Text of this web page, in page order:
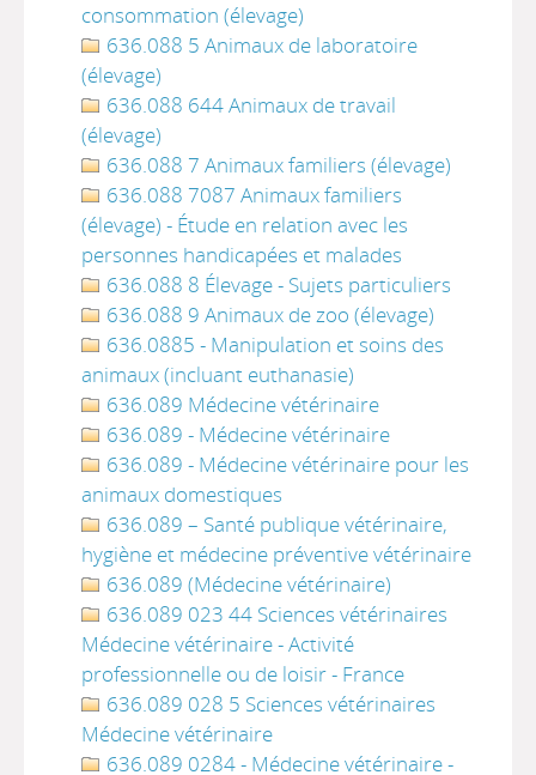
consommation (élevage)
636.088 5 Animaux de laboratoire
(élevage)
636.088 644 Animaux de travail
(élevage)
636.088 7 Animaux familiers (élevage)
636.088 7087 Animaux familiers
(élevage) - Étude en relation avec les
personnes handicapées et malades
636.088 8 Élevage - Sujets particuliers
636.088 9 Animaux de zoo (élevage)
636.0885 - Manipulation et soins des
animaux (incluant euthanasie)
636.089 Médecine vétérinaire
636.089 - Médecine vétérinaire
636.089 - Médecine vétérinaire pour les
animaux domestiques
636.089 – Santé publique vétérinaire,
hygiène et médecine préventive vétérinaire
636.089 (Médecine vétérinaire)
636.089 023 44 Sciences vétérinaires
Médecine vétérinaire - Activité
professionnelle ou de loisir - France
636.089 028 5 Sciences vétérinaires
Médecine vétérinaire
636.089 0284 - Médecine vétérinaire -